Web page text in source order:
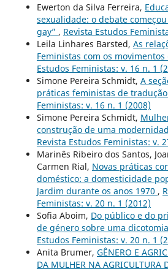
Ewerton da Silva Ferreira,
sexualidade: o debate
gay” , Revista Estudos
Leila Linhares Barsted, As
Feministas com os
Estudos Feministas: v. 16 n. 1
Simone Pereira Schmidt, A
práticas feministas de tradução
Feministas: v. 16 n. 1 (2008)
Simone Pereira Schmidt,
construção de uma
Revista Estudos Feministas: v.
Marinês Ribeiro dos Santos,
Carmen Rial, Novas práticas
doméstico: a domesticidade
Jardim durante os anos 1970 ,
Feministas: v. 20 n. 1 (2012)
Sofia Aboim, Do público e do
de género sobre uma
Estudos Feministas: v. 20 n. 1
Anita Brumer, GÊNERO E
DA MULHER NA AGRICULTURA